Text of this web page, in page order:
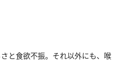
と食欲不振。それ以外にも、喉